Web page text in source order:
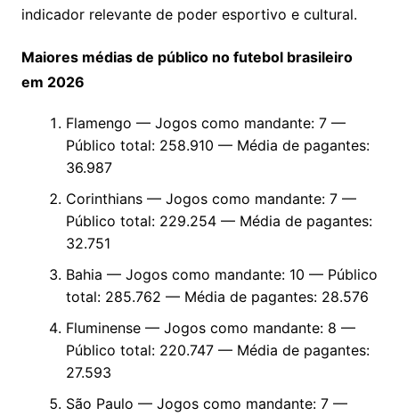
indicador relevante de poder esportivo e cultural.
Maiores médias de público no futebol brasileiro
em 2026
Flamengo — Jogos como mandante: 7 —
Público total: 258.910 — Média de pagantes:
36.987
Corinthians — Jogos como mandante: 7 —
Público total: 229.254 — Média de pagantes:
32.751
Bahia — Jogos como mandante: 10 — Público
total: 285.762 — Média de pagantes: 28.576
Fluminense — Jogos como mandante: 8 —
Público total: 220.747 — Média de pagantes:
27.593
São Paulo — Jogos como mandante: 7 —